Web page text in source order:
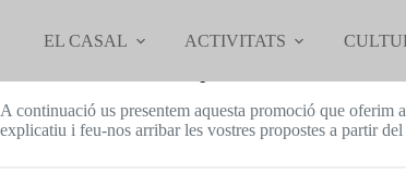
contingutEL CASAL ACTIVITATS
A continuació us presentem aquesta promoció que oferim
explicatiu i feu-nos arribar les vostres propostes a partir